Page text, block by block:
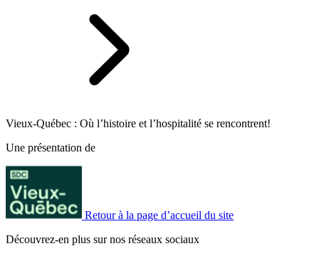
Vieux-Québec : Où l’histoire et l’hospitalité se rencontrent!
Une présentation de
Retour à la page d’accueil du site
Découvrez-en plus sur nos réseaux sociaux